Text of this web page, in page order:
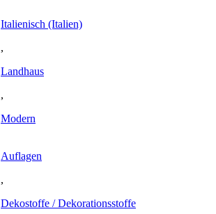
Italienisch (Italien)
,
Landhaus
,
Modern
Auflagen
,
Dekostoffe / Dekorationsstoffe